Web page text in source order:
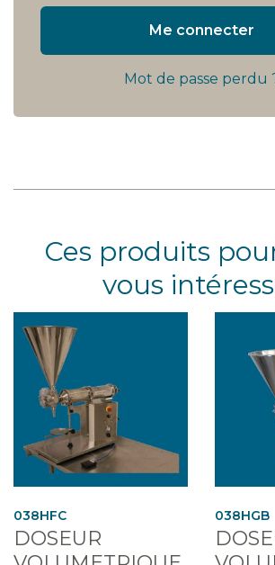
Me connecter
Mot de passe perdu
Ces produits
vous
038HFC
DOSEUR
038HGB